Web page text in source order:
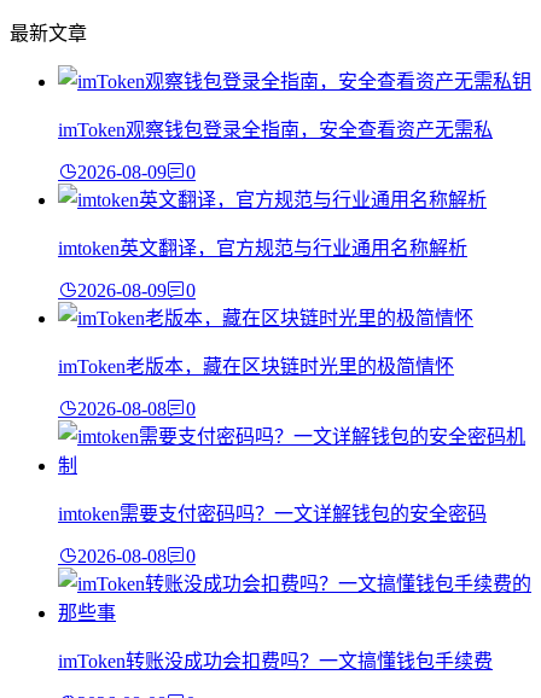
最新文章
imToken观察钱包登录全指南，安全查看资产无需私
2026-08-09 0
imtoken英文翻译，官方规范与行业通用名称解析
2026-08-09 0
imToken老版本，藏在区块链时光里的极简情怀
2026-08-08 0
imtoken需要支付密码吗？一文详解钱包的安全密码
2026-08-08 0
imToken转账没成功会扣费吗？一文搞懂钱包手续费